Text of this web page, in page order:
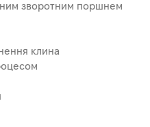
зворотним поршнем
клина